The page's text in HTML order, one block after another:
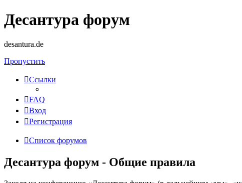
Десантура форум
desantura.de
Пропустить
Ссылки
FAQ
Вход
Регистрация
Список форумов
Десантура форум - Общие правила